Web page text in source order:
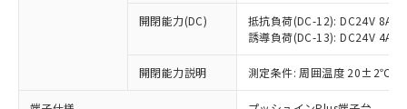
開閉能力(DC)
抵抗負荷(DC-12): DC24V 8A/
誘導負荷(DC-13): DC24V 4A/
開閉能力説明 測定条件: 周囲温度 20±2℃、
ことをご了承ください。
在庫状況および標準価格照会結果は、
記載している更新日時点での社内デー
タに基づき作成されるものであり、閲
覧された時点での実際の在庫および標
いたものが、含有品と判明した場合などや
むを得ず変更することがあります。
*EU RoHS指令（10物質）：
鉛(Pb) 1000ppm以下、 水銀(Hg) 1000ppm以下、 カド
基準値を超えていることを示します。
「－」：未確認です。当社販売部門へお問
当社は、これら貴社製品のうち、外国
為替および外国貿易法に定める商品
（以下｢規制貨物等」という）を輸出
または国外への提供する場合は、日本
国政府の輸出許可(または役務取引許
説明